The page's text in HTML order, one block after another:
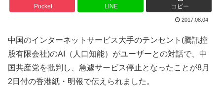
Pocket LINE コピー
2017.08.04
中国のインターネットサービス大手のテンセント(騰訊控
股有限会社)のAI（人口知能）がユーザーとの対話で、中
国共産党を批判し、急遽サービス停止となったことが8月
2日付の香港紙・明報で伝えられました。